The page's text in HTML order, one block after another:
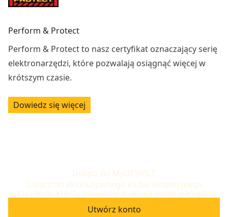
Perform & Protect
Perform & Protect to nasz certyfikat oznaczający serię
elektronarzędzi, które pozwalają osiągnąć więcej w
krótszym czasie.
Dowiedz się więcej
Dołącz do MyDEWALT
Dołącz do ekskluzywnego klubu skupiającego
wszystkich, którzy poważnie traktują swoje narzędzia.
Utwórz konto